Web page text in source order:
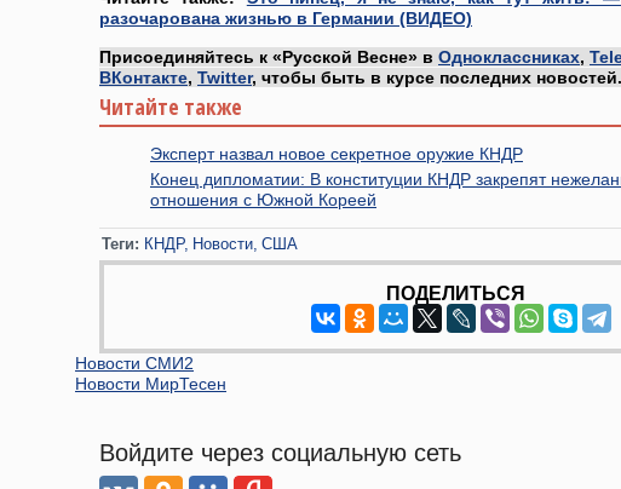
разочарована жизнью в Германии (ВИДЕО)
Присоединяйтесь к «Русской Весне» в Одноклассниках,
ВКонтакте, Twitter, чтобы быть в курсе последних новостей.
Читайте также
Эксперт назвал новое секретное оружие КНДР
Конец дипломатии: В конституции КНДР закрепят
отношения с Южной Кореей
Теги: КНДР Новости США
ПОДЕЛИТЬСЯ
Новости СМИ2
Новости МирТесен
Войдите через социальную сеть